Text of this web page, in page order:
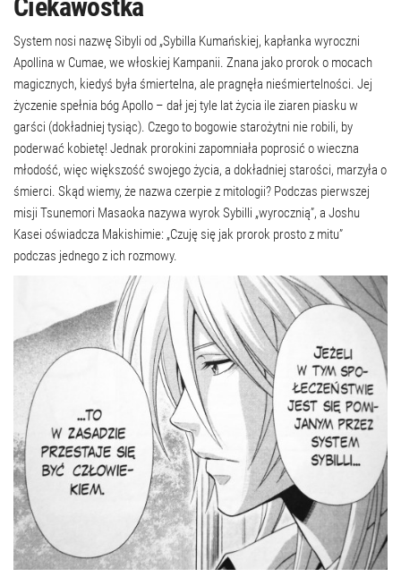
Ciekawostka
System nosi nazwę Sibyli od „Sybilla Kumańskiej, kapłanka wyroczni
Apollina w Cumae, we włoskiej Kampanii. Znana jako prorok o mocach
magicznych, kiedyś była śmiertelna, ale pragnęła nieśmiertelności. Jej
życzenie spełnia bóg Apollo – dał jej tyle lat życia ile ziaren piasku w
garści (dokładniej tysiąc). Czego to bogowie starożytni nie robili, by
poderwać kobietę! Jednak prorokini zapomniała poprosić o wieczna
młodość, więc większość swojego życia, a dokładniej starości, marzyła o
śmierci. Skąd wiemy, że nazwa czerpie z mitologii? Podczas pierwszej
misji Tsunemori Masaoka nazywa wyrok Sybilli „wyrocznią”, a Joshu
Kasei oświadcza Makishimie: „Czuję się jak prorok prosto z mitu”
podczas jednego z ich rozmowy.